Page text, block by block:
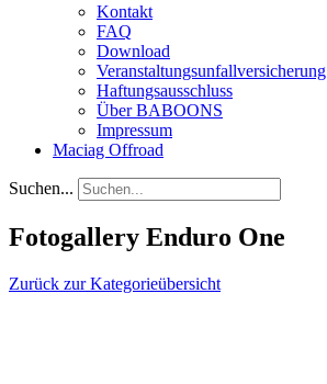
Kontakt
FAQ
Download
Veranstaltungsunfallversicherung
Haftungsausschluss
Über BABOONS
Impressum
Maciag Offroad
Suchen...
Fotogallery Enduro One
Zurück zur Kategorieübersicht